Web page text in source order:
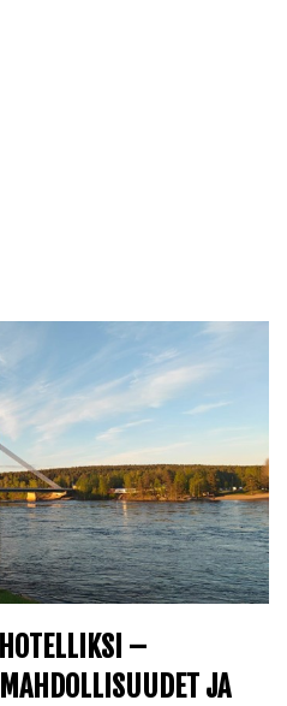
–
JA